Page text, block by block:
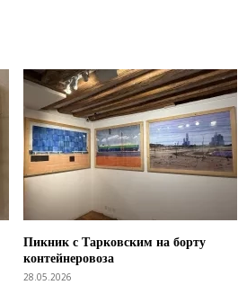
Пикник с Тарковским на борту
контейнеровоза
28.05.2026